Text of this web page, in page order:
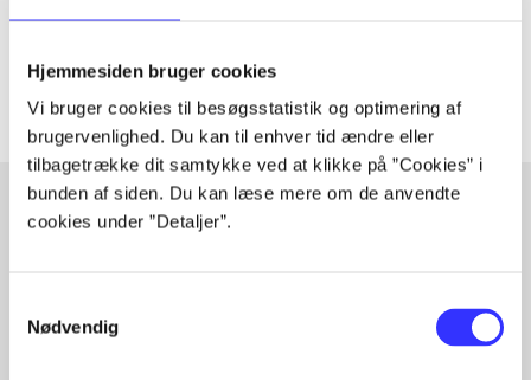
Hjemmesiden bruger cookies
Vi bruger cookies til besøgsstatistik og optimering af
brugervenlighed. Du kan til enhver tid ændre eller
tilbagetrække dit samtykke ved at klikke på ”Cookies” i
bunden af siden. Du kan læse mere om de anvendte
cookies under ”Detaljer”.
Nødvendig